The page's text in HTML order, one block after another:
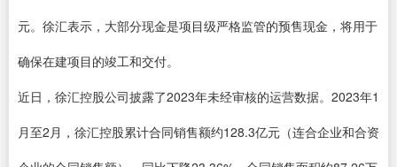
元。徐汇表示，大部分现金是项目级严格监管的预售现金，将用于
确保在建项目的竣工和交付。
近日，徐汇控股公司披露了2023年未经审核的运营数据。2023年1
月至2月，徐汇控股累计合同销售额约128.3亿元（连合企业和合资